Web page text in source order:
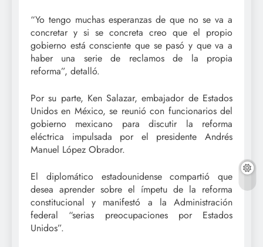
“Yo tengo muchas esperanzas de que no se va a
concretar y si se concreta creo que el propio
gobierno está consciente que se pasó y que va a
haber una serie de reclamos de la propia
reforma”, detalló.
Por su parte, Ken Salazar, embajador de Estados
Unidos en México, se reunió con funcionarios del
gobierno mexicano para discutir la reforma
eléctrica impulsada por el presidente Andrés
Manuel López Obrador.
El diplomático estadounidense compartió que
desea aprender sobre el ímpetu de la reforma
constitucional y manifestó a la Administración
federal “serias preocupaciones por Estados
Unidos”.